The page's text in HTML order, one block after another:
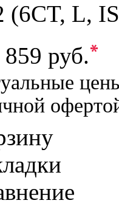
(6CT, L,
859 руб.*